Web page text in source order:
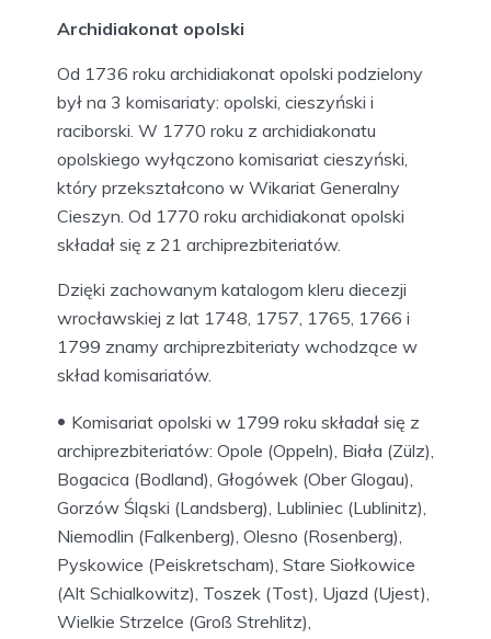
Archidiakonat opolski
Od 1736 roku archidiakonat opolski podzielony
był na 3 komisariaty: opolski, cieszyński i
raciborski. W 1770 roku z archidiakonatu
opolskiego wyłączono komisariat cieszyński,
który przekształcono w Wikariat Generalny
Cieszyn. Od 1770 roku archidiakonat opolski
składał się z 21 archiprezbiteriatów.
Dzięki zachowanym katalogom kleru diecezji
wrocławskiej z lat 1748, 1757, 1765, 1766 i
1799 znamy archiprezbiteriaty wchodzące w
skład komisariatów.
Komisariat opolski w 1799 roku składał się z
archiprezbiteriatów: Opole (Oppeln), Biała (Zülz),
Bogacica (Bodland), Głogówek (Ober Glogau),
Gorzów Śląski (Landsberg), Lubliniec (Lublinitz),
Niemodlin (Falkenberg), Olesno (Rosenberg),
Pyskowice (Peiskretscham), Stare Siołkowice
(Alt Schialkowitz), Toszek (Tost), Ujazd (Ujest),
Wielkie Strzelce (Groß Strehlitz),